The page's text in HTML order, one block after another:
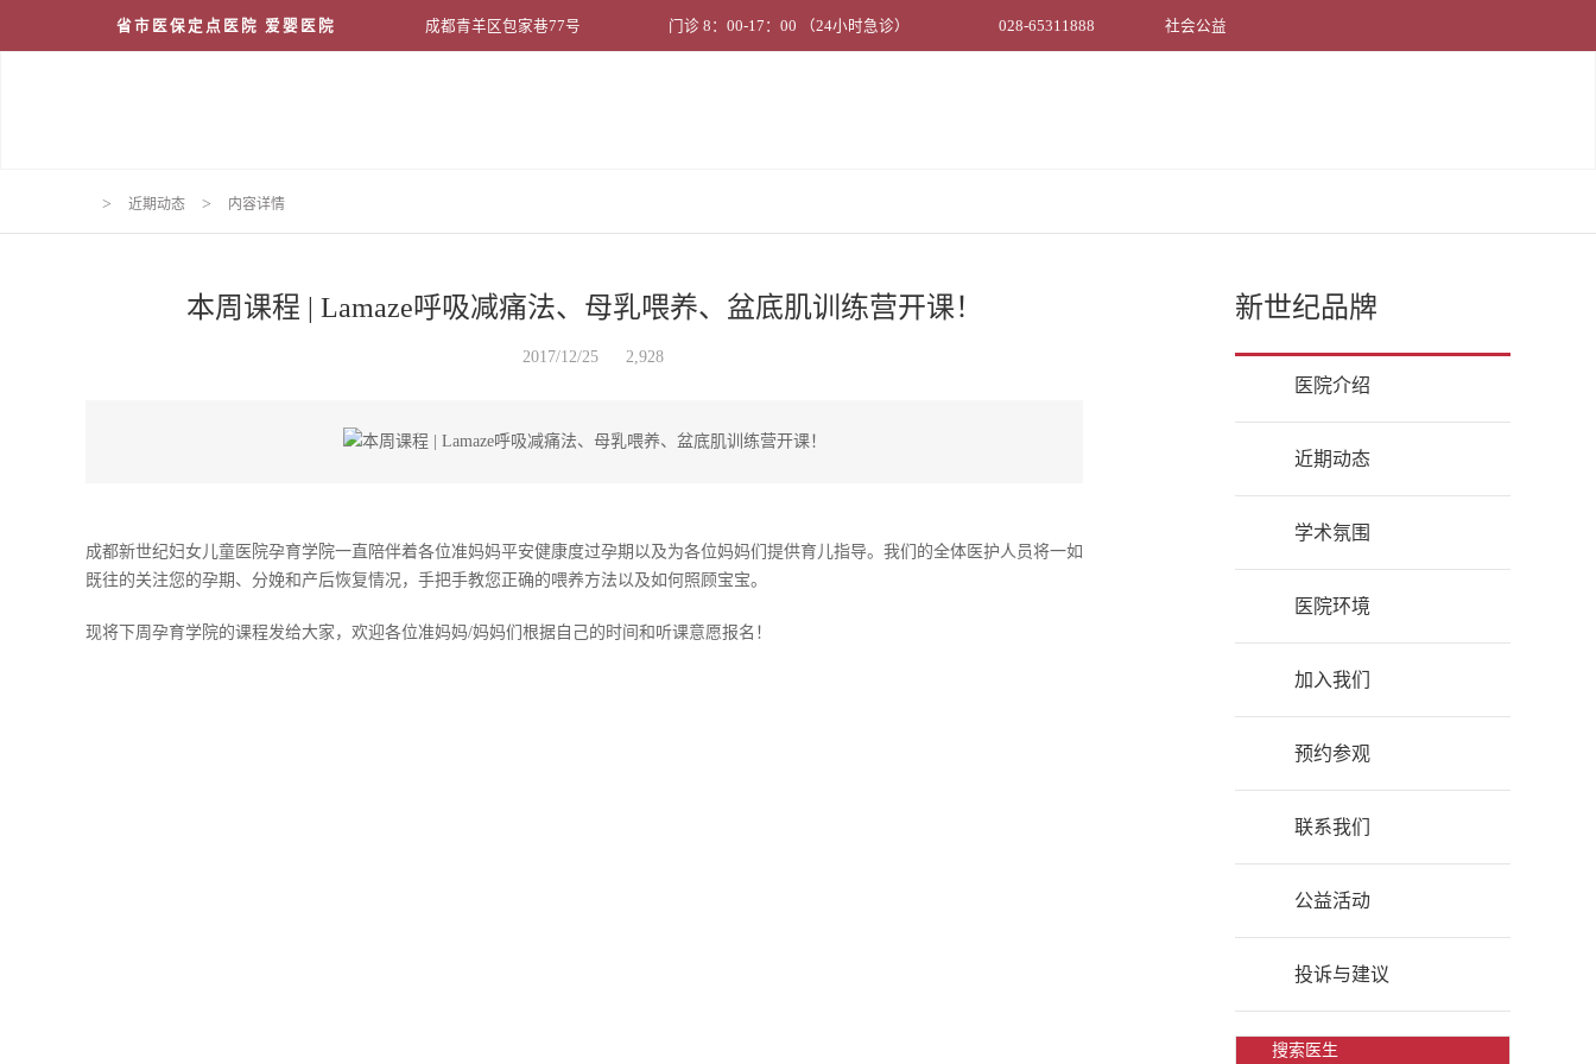
省市医保定点医院 爱婴医院 成都青羊区包家巷77号 门诊 8：00-17：00 （24小时急诊） 028-65311888 社会公益
> 近期动态 > 内容详情
本周课程 | Lamaze呼吸减痛法、母乳喂养、盆底肌训练营开课！
2017/12/25 2,928
成都新世纪妇女儿童医院孕育学院一直陪伴着各位准妈妈平安健康度过孕期以及为各位妈妈们提供育儿指导。我们的全体医护人员将一如
既往的关注您的孕期、分娩和产后恢复情况，手把手教您正确的喂养方法以及如何照顾宝宝。
现将下周孕育学院的课程发给大家，欢迎各位准妈妈/妈妈们根据自己的时间和听课意愿报名！
新世纪品牌
医院介绍
近期动态
学术氛围
医院环境
加入我们
预约参观
联系我们
公益活动
投诉与建议
搜索医生